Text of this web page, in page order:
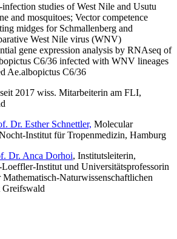
infection studies of West Nile and Usutu
and mosquitoes; Vector competence
midges for Schmallenberg and
West Nile virus (WNV)
gene expression analysis by RNAseq of
C6/36 infected with WNV lineages
Ae.albopictus C6/36
seit 2017 wiss. Mitarbeiterin am FLI,
Dr. Esther Schnettler, Molecular
Institut für Tropenmedizin, Hamburg
Dr. Anca Dorhoi, Institutsleiterin,
Institut und Universitätsprofessorin
Naturwissenschaftlichen
Greifswald